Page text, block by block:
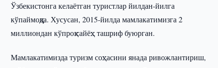
Ўзбекистонга келаётган туристлар йилдан-йилга
кўпаймоқда. Хусусан, 2015-йилда мамлакатимизга 2
миллиондан кўпроқ сайёҳ ташриф буюрган.
Мамлакатимизда туризм соҳасини янада ривожлантириш,